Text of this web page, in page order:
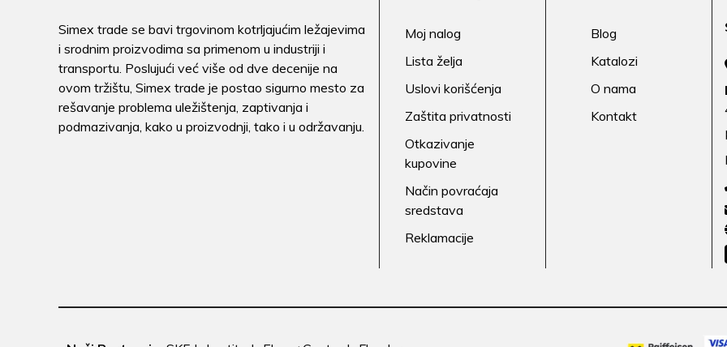
Simex trade se bavi trgovinom kotrljajućim ležajevima
i srodnim proizvodima sa primenom u industriji i
transportu. Poslujući već više od dve decenije na
ovom tržištu, Simex trade je postao sigurno mesto za
rešavanje problema uležištenja, zaptivanja i
podmazivanja, kako u proizvodnji, tako i u održavanju.
Moj nalog
Lista želja
Uslovi korišćenja
Zaštita privatnosti
Otkazivanje
kupovine
Način povraćaja
sredstava
Reklamacije
Blog
Katalozi
O nama
Kontakt